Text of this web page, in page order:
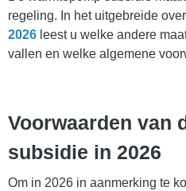
regeling. In het uitgebreide
2026 leest u welke andere
vallen en welke algemene
Voorwaarden van
subsidie in 2026
Om in 2026 in aanmerking te